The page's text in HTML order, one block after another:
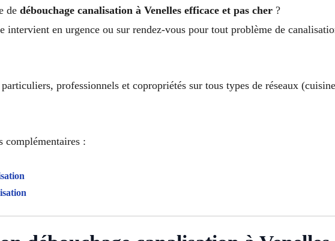
de débouchage canalisation à Venelles efficace et pas cher ?
intervient en urgence ou sur rendez-vous pour tout problème de
professionnels et copropriétés sur tous types de réseaux
complémentaires :